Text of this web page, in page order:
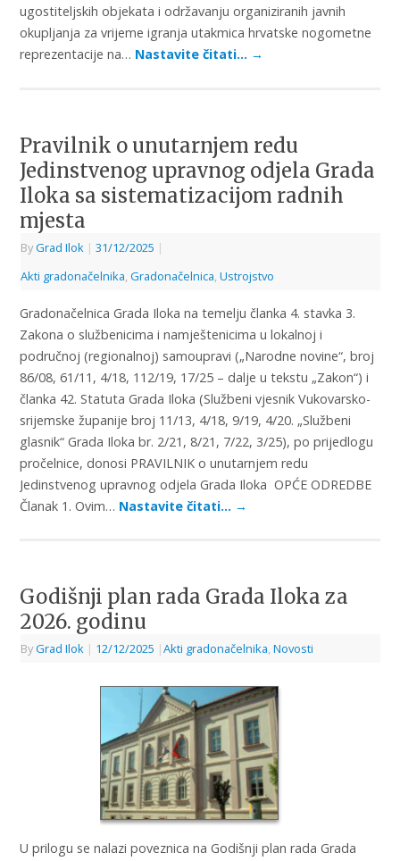
ugostiteljskih objekata i održavanju organiziranih javnih
okupljanja za vrijeme igranja utakmica hrvatske nogometne
reprezentacije na… Nastavite čitati… →
Pravilnik o unutarnjem redu
Jedinstvenog upravnog odjela Grada
Iloka sa sistematizacijom radnih
mjesta
ByGrad Ilok | 31/12/2025 |
Akti gradonačelnika Gradonačelnica Ustrojstvo
Gradonačelnica Grada Iloka na temelju članka 4. stavka 3.
Zakona o službenicima i namještenicima u lokalnoj i
područnoj (regionalnoj) samoupravi („Narodne novine“, broj
86/08, 61/11, 4/18, 112/19, 17/25 – dalje u tekstu „Zakon“) i
članka 42. Statuta Grada Iloka (Službeni vjesnik Vukovarsko-
srijemske županije broj 11/13, 4/18, 9/19, 4/20. „Službeni
glasnik“ Grada Iloka br. 2/21, 8/21, 7/22, 3/25), po prijedlogu
pročelnice, donosi PRAVILNIK o unutarnjem redu
Jedinstvenog upravnog odjela Grada Iloka OPĆE ODREDBE
Članak 1. Ovim… Nastavite čitati… →
Godišnji plan rada Grada Iloka za
2026. godinu
ByGrad Ilok | 12/12/2025 |Akti gradonačelnika, Novosti
U prilogu se nalazi poveznica na Godišnji plan rada Grada